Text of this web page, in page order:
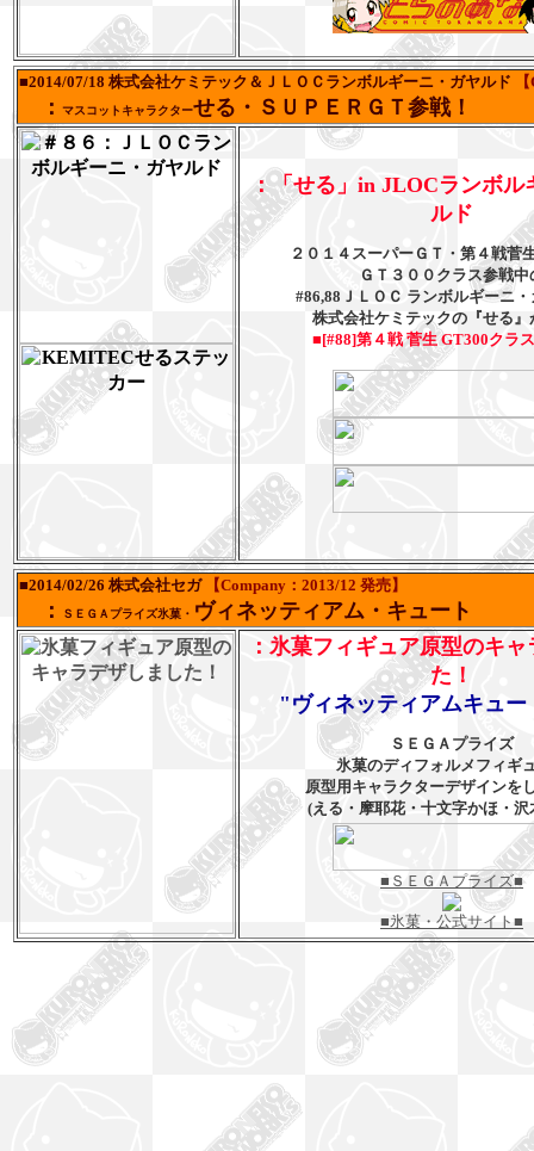
■2014/07/18 株式会社ケミテック＆ＪＬＯＣランボルギーニ・ガヤルド
： マスコットキャラクターせる・ＳＵＰＥＲＧＴ参戦！
：「せる」in JLOCランボル
ルド
２０１４スーパーＧＴ・第４戦菅
ＧＴ３００クラス参戦中
#86,88ＪＬＯＣ ランボルギーニ
株式会社ケミテックの『せる』
■[#88]第４戦 菅生 GT300クラ
■2014/02/26 株式会社セガ【Company：2013/12 発売】
： ＳＥＧＡプライズ氷菓・ ヴィネッティアム・キュート
：氷菓フィギュア原型のキ
た！
"ヴィネッティアムキュ
ＳＥＧＡプライズ
氷菓のディフォルメフィギ
原型用キャラクターデザインを
(える・摩耶花・十文字かほ・沢
■ＳＥＧＡプライズ■
■氷菓・公式サイト■